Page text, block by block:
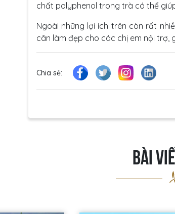
chất polyphenol trong trà có thể
Ngoài những lợi ích trên còn rất
cân làm đẹp cho các chị em nội trợ,
Chia sẻ:
BÀI